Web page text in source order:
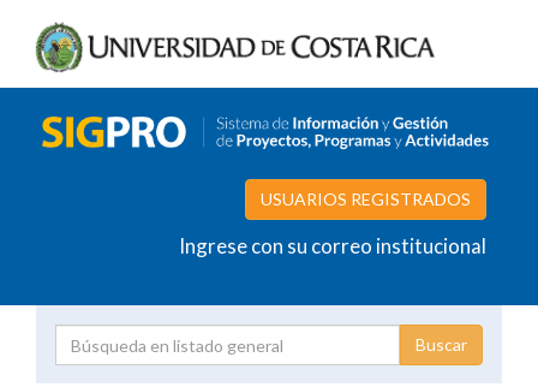
USUARIOS REGISTRADOS
Ingrese con su correo institucional